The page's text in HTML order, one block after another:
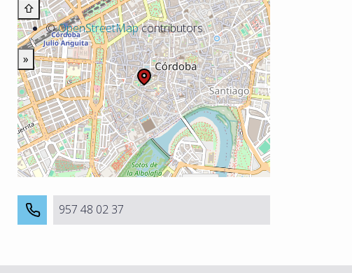
⇧
©OpenStreetMapcontributors.
»
957 48 02 37